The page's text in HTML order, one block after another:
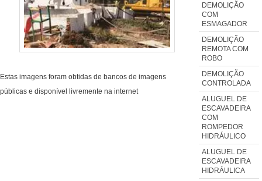
Estas imagens foram obtidas de bancos de imagens
públicas e disponível livremente na internet
DEMOLIÇÃO
COM
ESMAGADOR
DEMOLIÇÃO
REMOTA COM
ROBO
DEMOLIÇÃO
CONTROLADA
ALUGUEL DE
ESCAVADEIRA
COM
ROMPEDOR
HIDRÁULICO
ALUGUEL DE
ESCAVADEIRA
HIDRÁULICA